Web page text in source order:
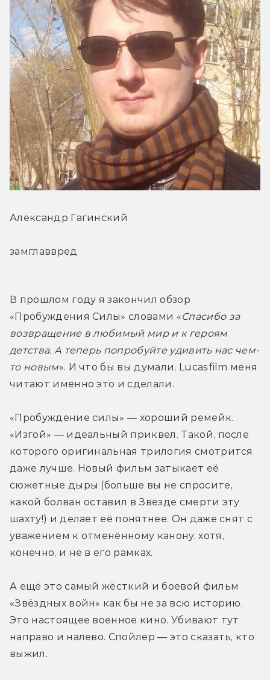
Александр Гагинский
замглаввред
В прошлом году я закончил обзор
«Пробуждения Силы» словами «Спасибо за
возвращение в любимый мир и к героям
детства. А теперь попробуйте удивить нас чем-
то новым». И что бы вы думали, Lucasfilm меня
читают именно это и сделали.
«Пробуждение силы» — хороший ремейк.
«Изгой» — идеальный приквел. Такой, после
которого оригинальная трилогия смотрится
даже лучше. Новый фильм затыкает её
сюжетные дыры (больше вы не спросите,
какой болван оставил в Звезде смерти эту
шахту!) и делает её понятнее. Он даже снят с
уважением к отменённому канону, хотя,
конечно, и не в его рамках.
А ещё это самый жёсткий и боевой фильм
«Звёздных войн» как бы не за всю историю.
Это настоящее военное кино. Убивают тут
направо и налево. Спойлер — это сказать, кто
выжил.